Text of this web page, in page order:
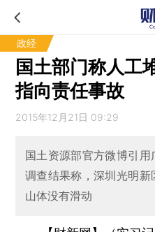
政经
国土部门称人工
指向责任事故
2015年12月21日 09:29
国土资源部官方微博引
调查结果称，深圳光明
山体没有滑动